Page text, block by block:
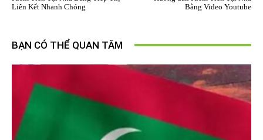
Liên Kết Nhanh Chóng
Bằng Video Youtube
BẠN CÓ THỂ QUAN TÂM